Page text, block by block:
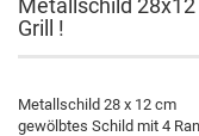
Metallschild 28x12
Grill !
Metallschild 28 x 12 cm
gewölbtes Schild mit 4